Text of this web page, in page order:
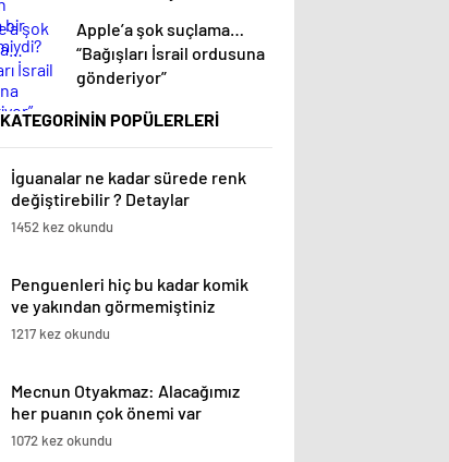
Apple’a şok suçlama…
“Bağışları İsrail ordusuna
gönderiyor”
KATEGORİNİN POPÜLERLERİ
İguanalar ne kadar sürede renk
değiştirebilir ? Detaylar
burada…
1452 kez okundu
Penguenleri hiç bu kadar komik
ve yakından görmemiştiniz
1217 kez okundu
Mecnun Otyakmaz: Alacağımız
her puanın çok önemi var
1072 kez okundu